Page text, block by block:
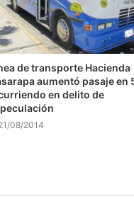
de transporte Hacienda
aumentó pasaje en
en delito de
08/2014